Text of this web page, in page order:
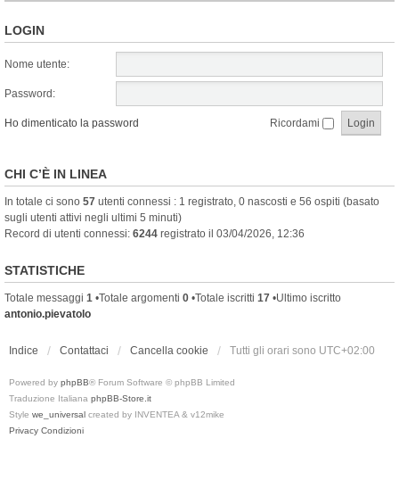
LOGIN
Nome utente:
Password:
Ho dimenticato la password Ricordami
CHI C’È IN LINEA
In totale ci sono 57 utenti connessi : 1 registrato, 0 nascosti e 56 ospiti (basato
sugli utenti attivi negli ultimi 5 minuti)
Record di utenti connessi: 6244 registrato il 03/04/2026, 12:36
STATISTICHE
Totale messaggi 1 •Totale argomenti 0 •Totale iscritti 17 •Ultimo iscritto
antonio.pievatolo
Indice Contattaci Cancella cookie Tutti gli orari sono UTC+02:00
Powered by phpBB® Forum Software © phpBB Limited
Traduzione Italiana phpBB-Store.it
Style we_universal created by INVENTEA & v12mike
Privacy Condizioni